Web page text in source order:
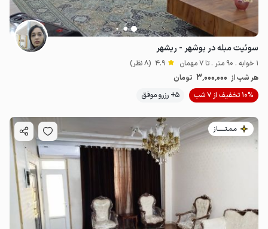
سوئیت مبله در بوشهر - ریشهر
1 خوابه . 90 متر . تا 7 مهمان 4.9 (8 نظر)
هر شب از 3٬000٬000 تومان
10% تخفیف از 7 شب
5+ رزرو موفق
مـمـتــــــاز